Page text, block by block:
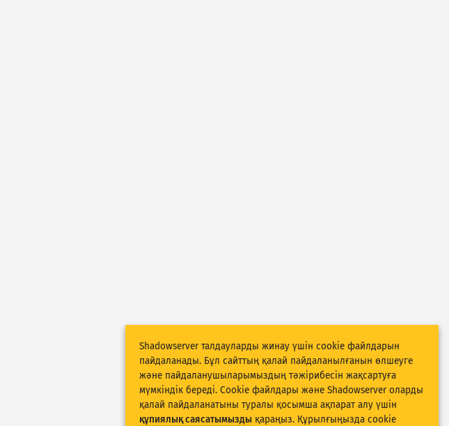
Shadowserver талдауларды жинау үшін cookie файлдарын
пайдаланады. Бұл сайттың қалай пайдаланылғанын өлшеуге
және пайдаланушыларымыздың тәжірибесін жақсартуға
мүмкіндік береді. Cookie файлдары және Shadowserver оларды
қалай пайдаланатыны туралы қосымша ақпарат алу үшін
құпиялық саясатымызды қараңыз. Құрылғыңызда cookie